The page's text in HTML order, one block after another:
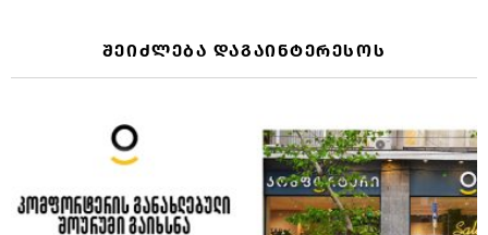
ᲨᲔᲘᲫᲚᲔᲑᲐ ᲓᲐᲒᲐᲘᲜᲢᲔᲠᲔᲡᲝᲡ